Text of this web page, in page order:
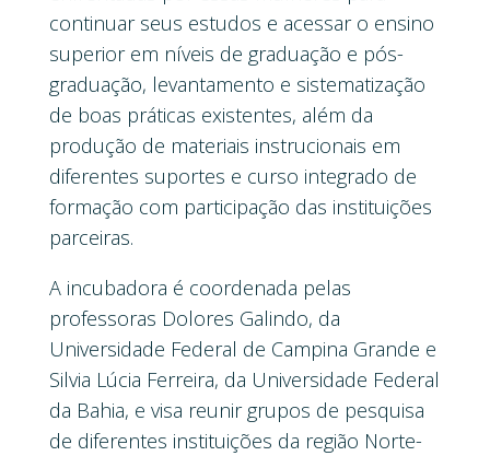
continuar seus estudos e acessar o ensino
superior em níveis de graduação e pós-
graduação, levantamento e sistematização
de boas práticas existentes, além da
produção de materiais instrucionais em
diferentes suportes e curso integrado de
formação com participação das instituições
parceiras.
A incubadora é coordenada pelas
professoras Dolores Galindo, da
Universidade Federal de Campina Grande e
Silvia Lúcia Ferreira, da Universidade Federal
da Bahia, e visa reunir grupos de pesquisa
de diferentes instituições da região Norte-